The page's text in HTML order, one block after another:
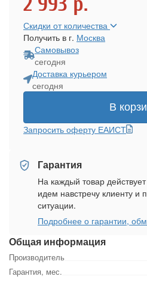
Общая информация
Производитель
Гарантия, мес.
Скидки от количества
Получить в г. Москва
Самовывоз
сегодня
Доставка курьером
сегодня
В
Запросить оферту ЕАИСТ
Гарантия
На каждый товар
идем навстречу клиенту
ситуации.
Подробнее о гарантии,